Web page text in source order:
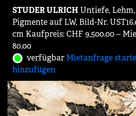
STUDER ULRICHUntiefe,
Pigmente auf LW, Bild-Nr.
cm Kaufpreis: CHF 9,500.00 ‒
80.00
verfügbar Mietanfrage
hinzufügen